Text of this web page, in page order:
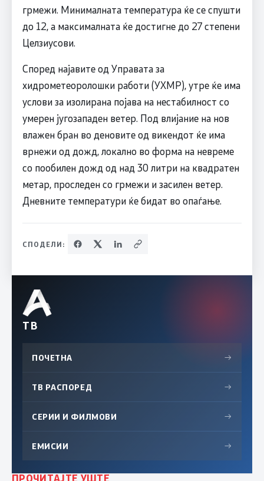
грмежи. Минималната температура ќе се спушти
до 12, а максималната ќе достигне до 27 степени
Целзиусови.
Според најавите од Управата за
хидрометеоролошки работи (УХМР), утре ќе има
услови за изолирана појава на нестабилност со
умерен југозападен ветер. Под влијание на нов
влажен бран во деновите од викендот ќе има
врнежи од дожд, локално во форма на невреме
со пообилен дожд од над 30 литри на квадратен
метар, проследен со грмежи и засилен ветер.
Дневните температури ќе бидат во опаѓање.
СПОДЕЛИ:
ТВ
ПОЧЕТНА →
ТВ РАСПОРЕД →
СЕРИИ И ФИЛМОВИ →
ЕМИСИИ →
ПРОЧИТАЈТЕ УШТЕ